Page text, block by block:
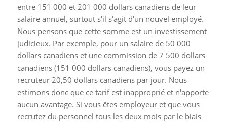
entre 151 000 et 201 000 dollars canadiens de leur
salaire annuel, surtout s'il s'agit d'un nouvel employé.
Nous pensons que cette somme est un investissement
judicieux. Par exemple, pour un salaire de 50 000
dollars canadiens et une commission de 7 500 dollars
canadiens (151 000 dollars canadiens), vous payez un
recruteur 20,50 dollars canadiens par jour. Nous
estimons donc que ce tarif est inapproprié et n'apporte
aucun avantage. Si vous êtes employeur et que vous
recrutez du personnel tous les deux mois par le biais